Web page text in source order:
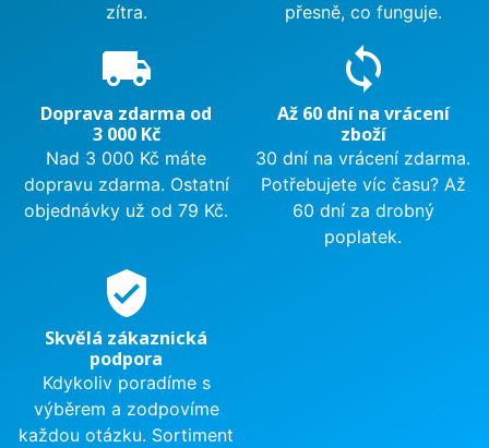
zítra.
přesně, co funguje.
local_shipping
Doprava zdarma od
3 000 Kč
Nad 3 000 Kč máte
dopravu zdarma. Ostatní
objednávky už od 79 Kč.
sync
Až 60 dní na vrácení
zboží
30 dní na vrácení zdarma.
Potřebujete víc času? Až
60 dní za drobný
poplatek.
verified_user
Skvělá zákaznická
podpora
Kdykoliv poradíme s
výběrem a zodpovíme
každou otázku. Sortiment